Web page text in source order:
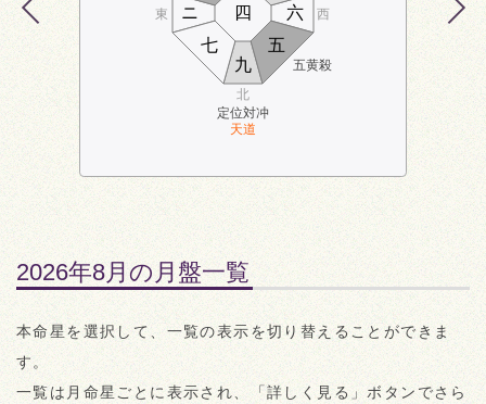
定位対冲
天道
五黄殺
北
東 西
九
ニ
四
五
六
七
2026年8月の月盤一覧
本命星を選択して、一覧の表示を切り替えることができま
す。
一覧は月命星ごとに表示され、「詳しく見る」ボタンでさら